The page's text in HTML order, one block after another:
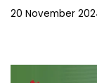
20 November